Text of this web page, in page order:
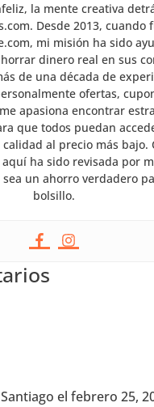
la mente creativa
Desde 2013, cuando
mi misión ha sido
dinero real en sus
de una década de
ofertas,
apasiona encontrar
que todos puedan
al precio más bajo.
ha sido revisada por
un ahorro verdadero
bolsillo.
el febrero 25,